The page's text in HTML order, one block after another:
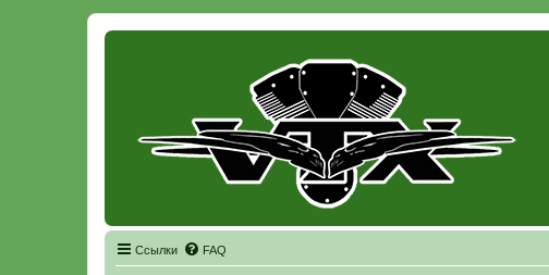
Ссылки FAQ